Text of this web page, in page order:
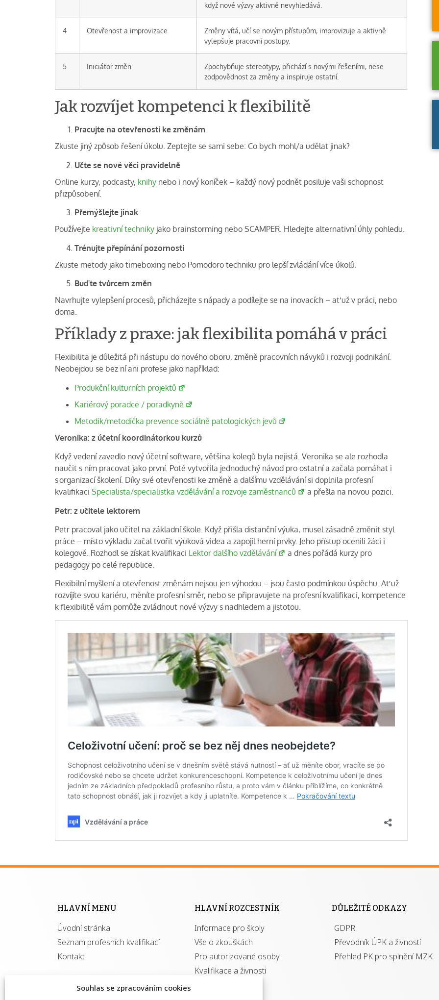
Souhlas se zpracováním cookies
když nové výzvy aktivně nevyhledává.
4 Otevřenost a improvizace
Změny vítá, učí se novým přístupům, improvizuje a aktivně
vylepšuje pracovní postupy.
5 Iniciátor změn
Zpochybňuje stereotypy, přichází s novými řešeními, nese
zodpovědnost za změny a inspiruje ostatní.
Jak rozvíjet kompetenci k flexibilitě
Pracujte na otevřenosti ke změnám
Zkuste jiný způsob řešení úkolu. Zeptejte se sami sebe: Co bych mohl/a udělat jinak?
Učte se nové věci pravidelně
Online kurzy, podcasty, knihy nebo i nový koníček – každý nový podnět posiluje vaši schopnost
přizpůsobení.
Přemýšlejte jinak
Používejte kreativní techniky jako brainstorming nebo SCAMPER. Hledejte alternativní úhly pohledu.
Trénujte přepínání pozornosti
Zkuste metody jako timeboxing nebo Pomodoro techniku pro lepší zvládání více úkolů.
Buďte tvůrcem změn
Navrhujte vylepšení procesů, přicházejte s nápady a podílejte se na inovacích – ať už v práci, nebo
doma.
Příklady z praxe: jak flexibilita pomáhá v práci
Flexibilita je důležitá při nástupu do nového oboru, změně pracovních návyků i rozvoji podnikání.
Neobejdou se bez ní ani profese jako například:
Produkční kulturních projektů
Kariérový poradce / poradkyně
Metodik/metodička prevence sociálně patologických jevů
Veronika: z účetní koordinátorkou kurzů
Když vedení zavedlo nový účetní software, většina kolegů byla nejistá. Veronika se ale rozhodla
naučit s ním pracovat jako první. Poté vytvořila jednoduchý návod pro ostatní a začala pomáhat i
s organizací školení. Díky své otevřenosti ke změně a dalšímu vzdělávání si doplnila profesní
kvalifikaci Specialista/specialistka vzdělávání a rozvoje zaměstnanců
a přešla na novou pozici.
Petr: z učitele lektorem
Petr pracoval jako učitel na základní škole. Když přišla distanční výuka, musel zásadně změnit styl
práce – místo výkladu začal tvořit výuková videa a zapojil herní prvky. Jeho přístup ocenili žáci i
kolegové. Rozhodl se získat kvalifikaci Lektor dalšího vzdělávání
a dnes pořádá kurzy pro
pedagogy po celé republice.
Flexibilní myšlení a otevřenost změnám nejsou jen výhodou – jsou často podmínkou úspěchu. Ať už
rozvíjíte svou kariéru, měníte profesní směr, nebo se připravujete na profesní kvalifikaci, kompetence
k flexibilitě vám pomůže zvládnout nové výzvy s nadhledem a jistotou.
HLAVNÍ MENU
Úvodní stránka
Seznam profesních kvalifikací
Kontakt
HLAVNÍ ROZCESTNÍK
Informace pro školy
Vše o zkouškách
Pro autorizované osoby
Kvalifikace a živnosti
DŮLEŽITÉ ODKAZY
GDPR
Převodník ÚPK a živností
Přehled PK pro splnění MZK